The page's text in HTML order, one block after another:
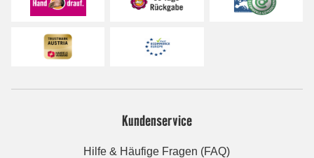
Kundenservice
Hilfe & Häufige Fragen (FAQ)